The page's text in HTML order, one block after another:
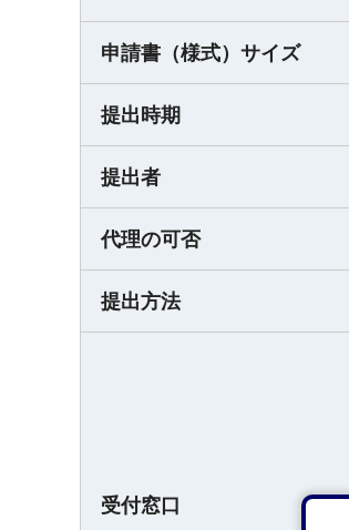
申請書（様式）サイズ
提出時期
提出者
代理の可否
提出方法
受付窓口